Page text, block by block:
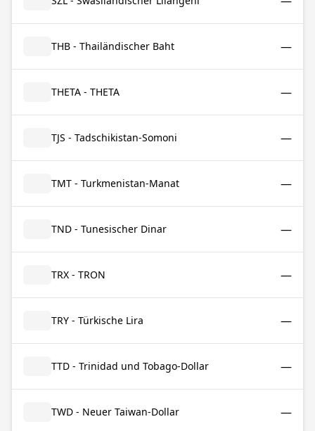
THB - Thailändischer Baht —
THETA - THETA —
TJS - Tadschikistan-Somoni —
TMT - Turkmenistan-Manat —
TND - Tunesischer Dinar —
TRX - TRON —
TRY - Türkische Lira —
TTD - Trinidad und Tobago-Dollar —
TWD - Neuer Taiwan-Dollar —